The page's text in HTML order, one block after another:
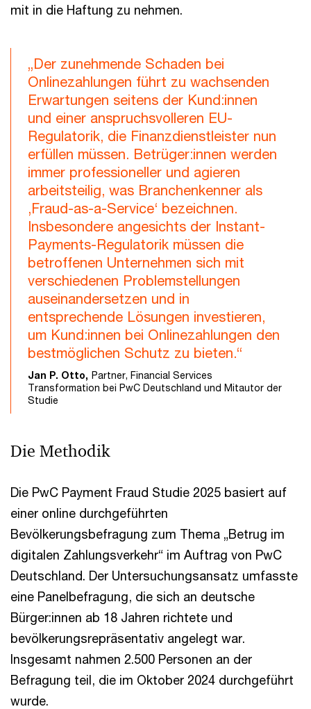
mit in die Haftung zu nehmen.
„Der zunehmende Schaden bei
Onlinezahlungen führt zu wachsenden
Erwartungen seitens der Kund:innen
und einer anspruchsvolleren EU-
Regulatorik, die Finanzdienstleister nun
erfüllen müssen. Betrüger:innen werden
immer professioneller und agieren
arbeitsteilig, was Branchenkenner als
‚Fraud-as-a-Service‘ bezeichnen.
Insbesondere angesichts der Instant-
Payments-Regulatorik müssen die
betroffenen Unternehmen sich mit
verschiedenen Problemstellungen
auseinandersetzen und in
entsprechende Lösungen investieren,
um Kund:innen bei Onlinezahlungen den
bestmöglichen Schutz zu bieten.“
Jan P. Otto, Partner, Financial Services
Transformation bei PwC Deutschland und Mitautor der
Studie
Die Methodik
Die PwC Payment Fraud Studie 2025 basiert auf
einer online durchgeführten
Bevölkerungsbefragung zum Thema „Betrug im
digitalen Zahlungsverkehr“ im Auftrag von PwC
Deutschland. Der Untersuchungsansatz umfasste
eine Panelbefragung, die sich an deutsche
Bürger:innen ab 18 Jahren richtete und
bevölkerungsrepräsentativ angelegt war.
Insgesamt nahmen 2.500 Personen an der
Befragung teil, die im Oktober 2024 durchgeführt
wurde.